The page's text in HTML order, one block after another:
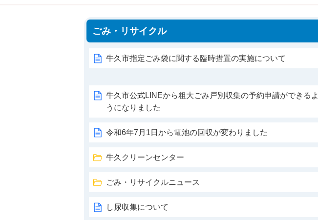
ごみ・リサイクル
牛久市指定ごみ袋に関する臨時措置の実施について
牛久市公式LINEから粗大ごみ戸別収集の予約申請ができるよ
うになりました
令和6年7月1日から電池の回収が変わりました
牛久クリーンセンター
ごみ・リサイクルニュース
し尿収集について